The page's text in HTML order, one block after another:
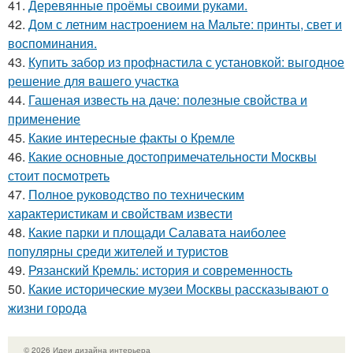
41. Деревянные проёмы своими руками.
42. Дом с летним настроением на Мальте: принты, свет и
воспоминания.
43. Купить забор из профнастила с установкой: выгодное
решение для вашего участка
44. Гашеная известь на даче: полезные свойства и
применение
45. Какие интересные факты о Кремле
46. Какие основные достопримечательности Москвы
стоит посмотреть
47. Полное руководство по техническим
характеристикам и свойствам извести
48. Какие парки и площади Салавата наиболее
популярны среди жителей и туристов
49. Рязанский Кремль: история и современность
50. Какие исторические музеи Москвы рассказывают о
жизни города
© 2026 Идеи дизайна интерьера